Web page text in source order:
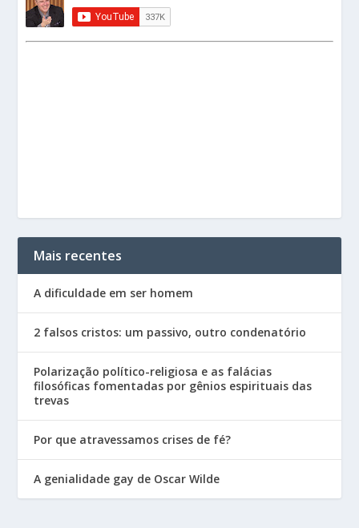
Mais recentes
A dificuldade em ser homem
2 falsos cristos: um passivo, outro condenatório
Polarização político-religiosa e as falácias
filosóficas fomentadas por gênios espirituais das
trevas
Por que atravessamos crises de fé?
A genialidade gay de Oscar Wilde